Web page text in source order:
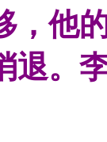
，他
退。